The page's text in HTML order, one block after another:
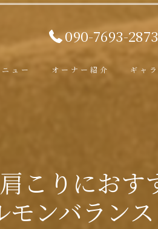
090-7693-2873
ニュー オーナー紹介 ギャ
こりにおす
モンバラン